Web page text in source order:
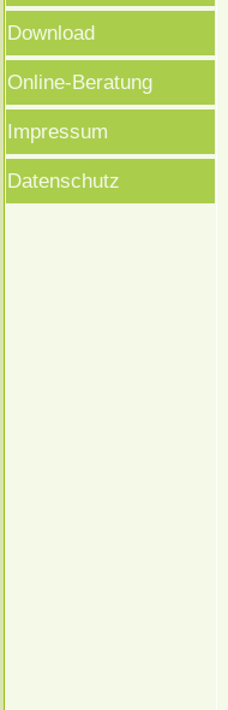
Download
Online-Beratung
Impressum
Datenschutz